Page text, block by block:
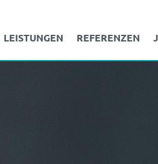
LEISTUNGEN REFERENZEN